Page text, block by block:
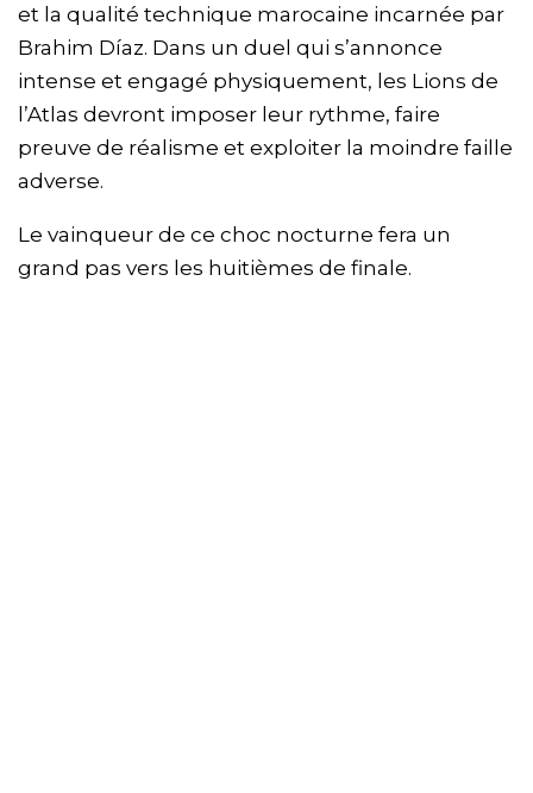
et la qualité technique marocaine incarnée par
Brahim Díaz. Dans un duel qui s’annonce
intense et engagé physiquement, les Lions de
l’Atlas devront imposer leur rythme, faire
preuve de réalisme et exploiter la moindre faille
adverse.
Le vainqueur de ce choc nocturne fera un
grand pas vers les huitièmes de finale.